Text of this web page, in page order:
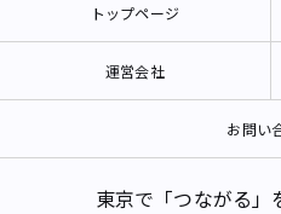
トップページ
運営会社
お問い
東京で「つながる」